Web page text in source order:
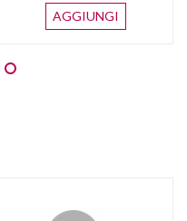
AGGIUNGI